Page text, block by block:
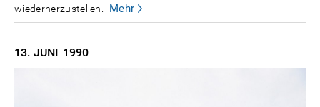
wiederherzustellen.
Mehr
13. JUNI 1990